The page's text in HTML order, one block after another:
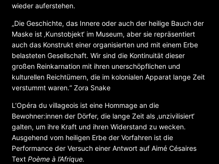
wieder auferstehen.
„Die Geschichte, das Innere oder auch der heilige Bauch der
Maske ist ‚Kunstobjekt‘ im Museum, aber sie repräsentiert
auch das Konstrukt einer organisierten und mit einem Erbe
belasteten Gesellschaft. Wir sind die Kontinuität dieser
großen Reinkarnation mit ihren unerschöpflichen und
kulturellen Reichtümern, die im kolonialen Apparat lange Zeit
verstummt waren.“ Zora Snake
L‘Opéra du villageois ist eine Hommage an die
Bewohner:innen der Dörfer, die lange Zeit als ‚unzivilisiert‘
galten, um ihre Kraft und ihren Widerstand zu wecken.
Ausgehend vom heiligen Erbe der Vorfahren ist die
Performance der Versuch einer Antwort auf Aimé Césaires
Text Poème à l’Afrique.